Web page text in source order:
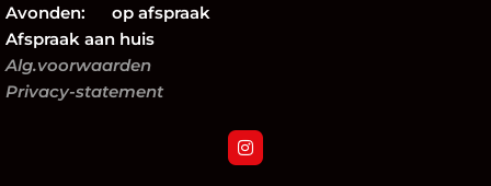
Avonden: op afspraak
Afspraak aan huis
Alg.voorwaarden
Privacy-statement